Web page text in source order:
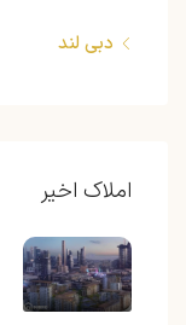
دبی لند
املاک اخیر